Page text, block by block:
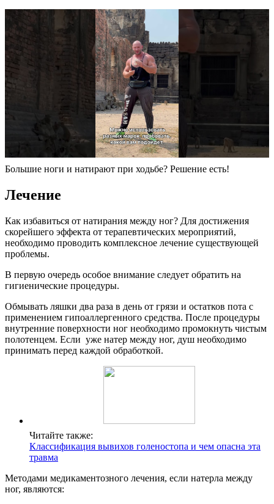
Большие ноги и натирают при ходьбе? Решение есть!
Лечение
Как избавиться от натирания между ног? Для достижения
скорейшего эффекта от терапевтических мероприятий,
необходимо проводить комплексное лечение существующей
проблемы.
В первую очередь особое внимание следует обратить на
гигиенические процедуры.
Обмывать ляшки два раза в день от грязи и остатков пота с
применением гипоаллергенного средства. После процедуры
внутренние поверхности ног необходимо промокнуть чистым
полотенцем. Если уже натер между ног, душ необходимо
принимать перед каждой обработкой.
Читайте также:
Классификация вывихов голеностопа и чем опасна эта
травма
Методами медикаментозного лечения, если натерла между
ног, являются: